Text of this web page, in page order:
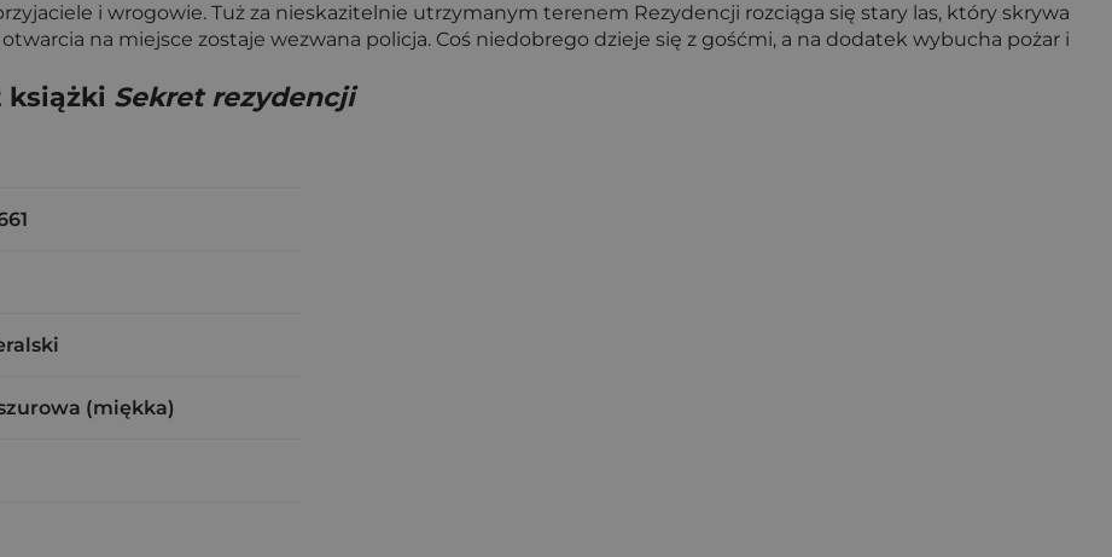
i wrogowie. Tuż za nieskazitelnie utrzymanym terenem Rezydencji rozciąga się stary las, który skrywa
na miejsce zostaje wezwana policja. Coś niedobrego dzieje się z gośćmi, a na dodatek wybucha pożar i
książki Sekret rezydencji
(miękka)